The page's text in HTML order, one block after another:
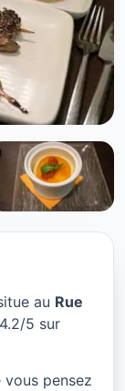
au Rue
5 sur
pensez